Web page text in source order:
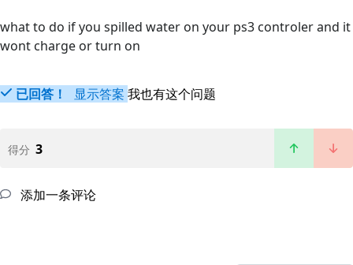
what to do if you spilled water on your ps3 controler and it
wont charge or turn on
已回答！ 显示答案 我也有这个问题
得分 3
添加一条评论